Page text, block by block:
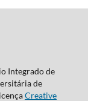
Integrado de
de
Creative